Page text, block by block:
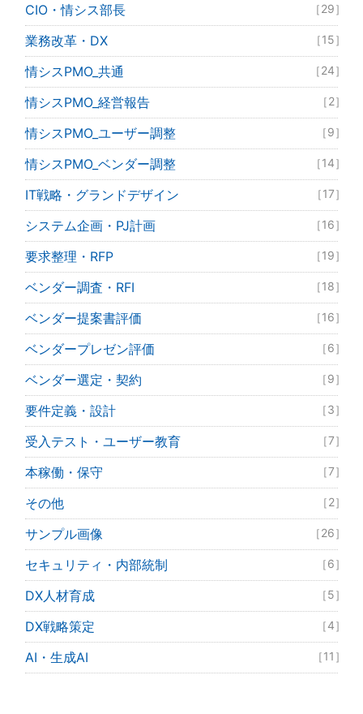
CIO・情シス部長 ［29］
業務改革・DX ［15］
情シスPMO_共通 ［24］
情シスPMO_経営報告 ［2］
情シスPMO_ユーザー調整 ［9］
情シスPMO_ベンダー調整 ［14］
IT戦略・グランドデザイン ［17］
システム企画・PJ計画 ［16］
要求整理・RFP ［19］
ベンダー調査・RFI ［18］
ベンダー提案書評価 ［16］
ベンダープレゼン評価 ［6］
ベンダー選定・契約 ［9］
要件定義・設計 ［3］
受入テスト・ユーザー教育 ［7］
本稼働・保守 ［7］
その他 ［2］
サンプル画像 ［26］
セキュリティ・内部統制 ［6］
DX人材育成 ［5］
DX戦略策定 ［4］
AI・生成AI ［11］